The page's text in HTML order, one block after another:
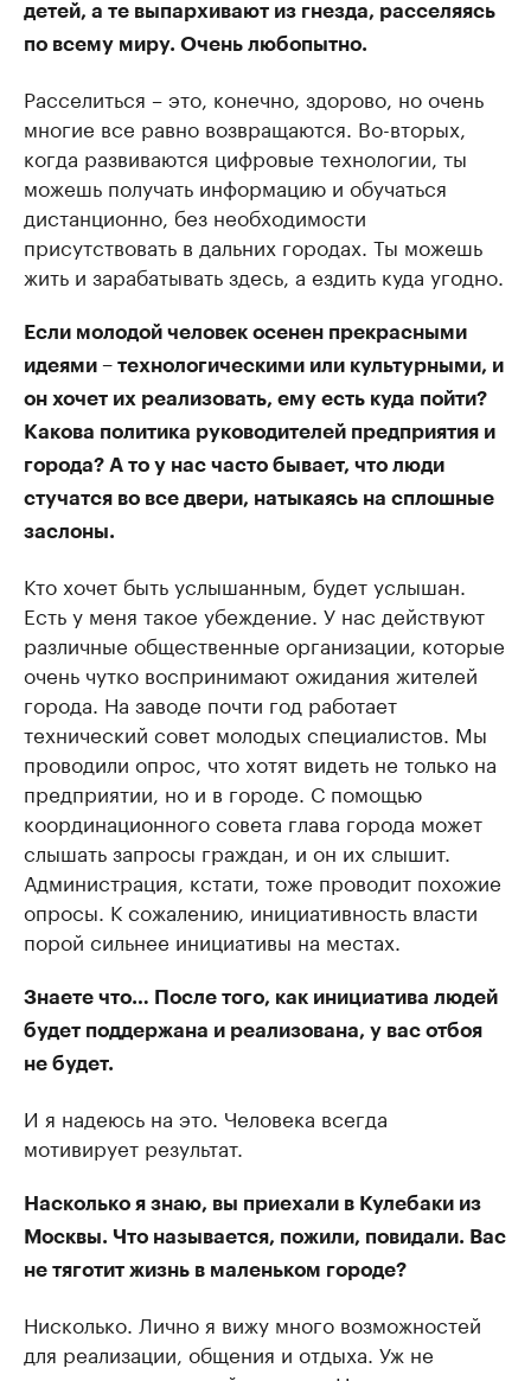
детей, а те выпархивают из гнезда, расселяясь
по всему миру. Очень любопытно.
Расселиться – это, конечно, здорово, но очень
многие все равно возвращаются. Во-вторых,
когда развиваются цифровые технологии, ты
можешь получать информацию и обучаться
дистанционно, без необходимости
присутствовать в дальних городах. Ты можешь
жить и зарабатывать здесь, а ездить куда угодно.
Если молодой человек осенен прекрасными
идеями – технологическими или культурными, и
он хочет их реализовать, ему есть куда пойти?
Какова политика руководителей предприятия и
города? А то у нас часто бывает, что люди
стучатся во все двери, натыкаясь на сплошные
заслоны.
Кто хочет быть услышанным, будет услышан.
Есть у меня такое убеждение. У нас действуют
различные общественные организации, которые
очень чутко воспринимают ожидания жителей
города. На заводе почти год работает
технический совет молодых специалистов. Мы
проводили опрос, что хотят видеть не только на
предприятии, но и в городе. С помощью
координационного совета глава города может
слышать запросы граждан, и он их слышит.
Администрация, кстати, тоже проводит похожие
опросы. К сожалению, инициативность власти
порой сильнее инициативы на местах.
Знаете что… После того, как инициатива людей
будет поддержана и реализована, у вас отбоя
не будет.
И я надеюсь на это. Человека всегда
мотивирует результат.
Насколько я знаю, вы приехали в Кулебаки из
Москвы. Что называется, пожили, повидали. Вас
не тяготит жизнь в маленьком городе?
Нисколько. Лично я вижу много возможностей
для реализации, общения и отдыха. Уж не